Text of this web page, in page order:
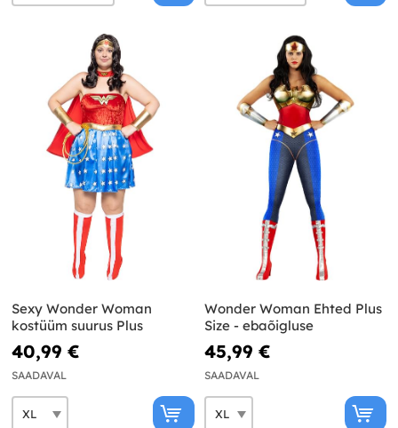
Sexy Wonder Woman
kostüüm suurus Plus
40,99 €
SAADAVAL
Wonder Woman Ehted Plus
Size - ebaõigluse
45,99 €
SAADAVAL